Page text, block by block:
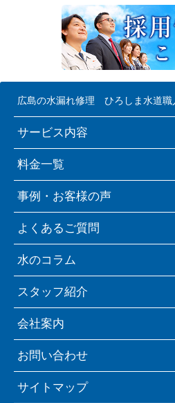
広島の水漏れ修理 ひろしま水道職
サービス内容
料金一覧
事例・お客様の声
よくあるご質問
水のコラム
スタッフ紹介
会社案内
お問い合わせ
サイトマップ